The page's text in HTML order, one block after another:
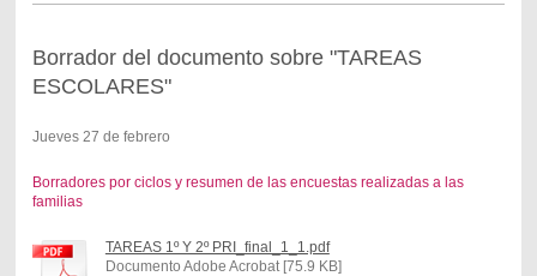
Borrador del documento sobre "TAREAS
ESCOLARES"
Jueves 27 de febrero
Borradores por ciclos y resumen de las encuestas realizadas a las
familias
TAREAS 1º Y 2º PRI_final_1_1.pdf
Documento Adobe Acrobat [75.9 KB]